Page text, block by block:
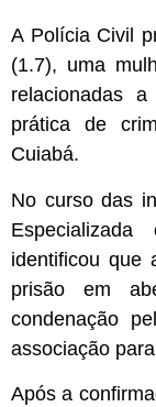
A Polícia Civil
(1.7), uma
relacionadas
prática de
Cuiabá.
No curso das
identificou que
prisão em
condenação
associação
Após a